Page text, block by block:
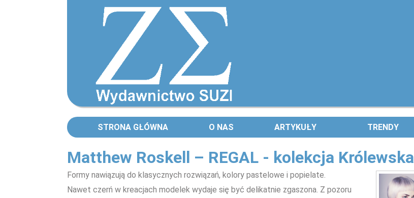
STRONA GŁÓWNA O NAS ARTYKUŁY TRENDY
Matthew Roskell – REGAL - kolekcja Królewska
Formy nawiązują do klasycznych rozwiązań, kolory pastelowe i popielate.
Nawet czerń w kreacjach modelek wydaje się być delikatnie zgaszona. Z pozoru